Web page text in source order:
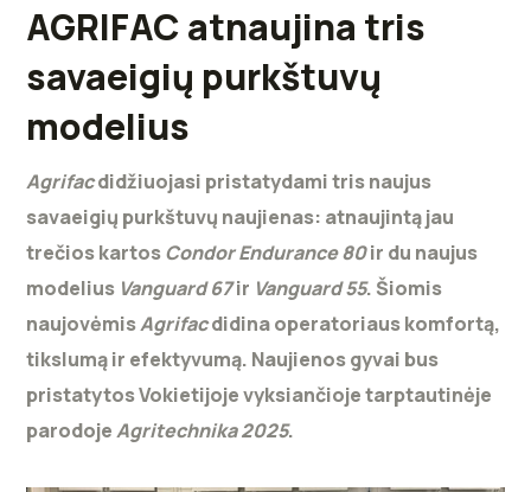
AGRIFAC atnaujina tris
savaeigių purkštuvų
modelius
Agrifacdidžiuojasi pristatydami tris naujus
savaeigių purkštuvų naujienas: atnaujintą jau
trečios kartosCondor Endurance 80ir du naujus
modelius Vanguard 67ir Vanguard 55. Šiomis
naujovėmisAgrifacdidina operatoriaus komfortą,
tikslumą ir efektyvumą. Naujienos gyvai bus
pristatytos Vokietijoje vyksiančioje tarptautinėje
parodojeAgritechnika 2025.